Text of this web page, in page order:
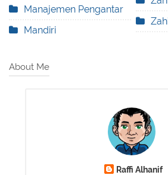
Manajemen Pengantar
Mandiri
About Me
Raffi Alhanif